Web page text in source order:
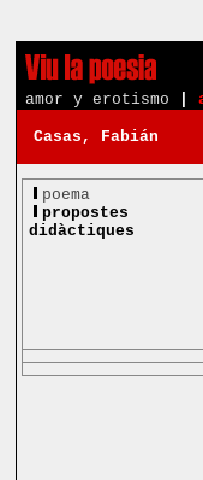
amor y erotismo
Casas, Fabián
poema
propostes
didàctiques